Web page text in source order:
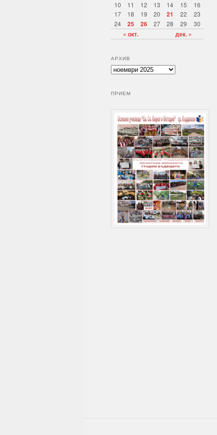
« окт. дек. »
10
11 12 13 14 15
16
17
18 19 20 21 22
23
24
25 26 27 28 29 30
АРХИВ
А
и
ПРИЕМ